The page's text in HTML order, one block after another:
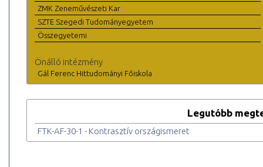
ZMK Zeneművészeti Kar
SZTE Szegedi Tudományegyetem
Összegyetemi
Önálló intézmény
Gál Ferenc Hittudományi Főiskola
Legutóbb
FTK-AF-30-1 - Kontrasztív országismeret